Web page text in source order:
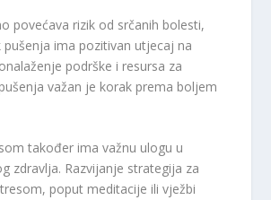
povećava rizik od srčanih bolesti,
ima pozitivan utjecaj na
podrške i resursa za
važan je korak prema boljem
također ima važnu ulogu u
zdravlja. Razvijanje strategija za
poput meditacije ili vježbi